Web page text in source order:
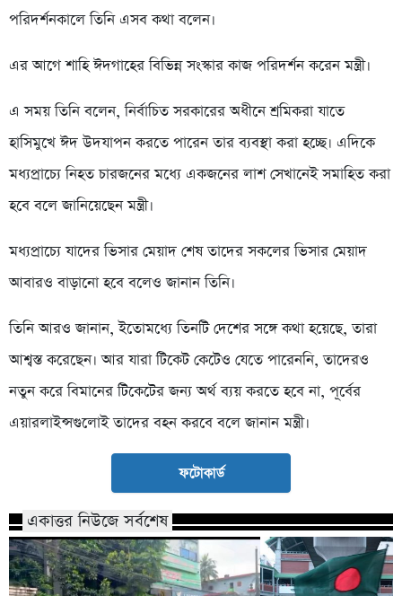
পরিদর্শনকালে তিনি এসব কথা বলেন।
এর আগে শাহি ঈদগাহের বিভিন্ন সংস্কার কাজ পরিদর্শন করেন মন্ত্রী।
এ সময় তিনি বলেন, নির্বাচিত সরকারের অধীনে শ্রমিকরা যাতে
হাসিমুখে ঈদ উদযাপন করতে পারেন তার ব্যবস্থা করা হচ্ছে। এদিকে
মধ্যপ্রাচ্যে নিহত চারজনের মধ্যে একজনের লাশ সেখানেই সমাহিত করা
হবে বলে জানিয়েছেন মন্ত্রী।
মধ্যপ্রাচ্যে যাদের ভিসার মেয়াদ শেষ তাদের সকলের ভিসার মেয়াদ
আবারও বাড়ানো হবে বলেও জানান তিনি।
তিনি আরও জানান, ইতোমধ্যে তিনটি দেশের সঙ্গে কথা হয়েছে, তারা
আশ্বস্ত করেছেন। আর যারা টিকেট কেটেও যেতে পারেননি, তাদেরও
নতুন করে বিমানের টিকেটের জন্য অর্থ ব্যয় করতে হবে না, পূর্বের
এয়ারলাইন্সগুলোই তাদের বহন করবে বলে জানান মন্ত্রী।
ফটোকার্ড
একাত্তর নিউজে সর্বশেষ